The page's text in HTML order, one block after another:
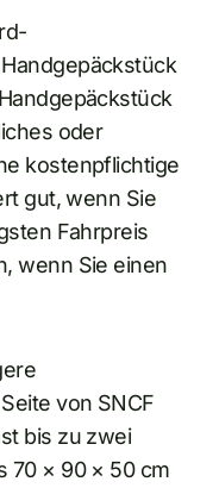
oder
kostenpflichtige
gut, wenn Sie
Fahrpreis
wenn Sie einen
von SNCF
bis zu zwei
70 × 90 × 50 cm